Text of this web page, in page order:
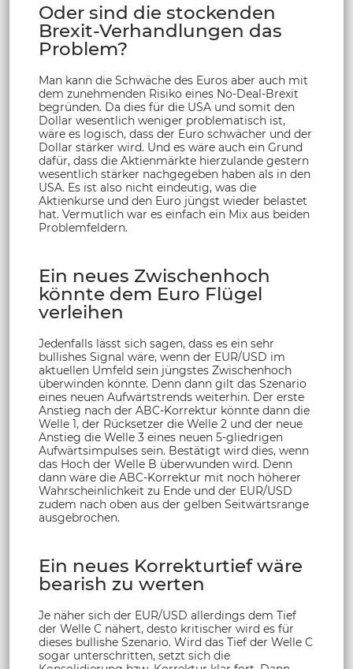
Oder sind die stockenden
Brexit-Verhandlungen das
Problem?
Man kann die Schwäche des Euros aber auch mit
dem zunehmenden Risiko eines No-Deal-Brexit
begründen. Da dies für die USA und somit den
Dollar wesentlich weniger problematisch ist,
wäre es logisch, dass der Euro schwächer und der
Dollar stärker wird. Und es wäre auch ein Grund
dafür, dass die Aktienmärkte hierzulande gestern
wesentlich stärker nachgegeben haben als in den
USA. Es ist also nicht eindeutig, was die
Aktienkurse und den Euro jüngst wieder belastet
hat. Vermutlich war es einfach ein Mix aus beiden
Problemfeldern.
Ein neues Zwischenhoch
könnte dem Euro Flügel
verleihen
Jedenfalls lässt sich sagen, dass es ein sehr
bullishes Signal wäre, wenn der EUR/USD im
aktuellen Umfeld sein jüngstes Zwischenhoch
überwinden könnte. Denn dann gilt das Szenario
eines neuen Aufwärtstrends weiterhin. Der erste
Anstieg nach der ABC-Korrektur könnte dann die
Welle 1, der Rücksetzer die Welle 2 und der neue
Anstieg die Welle 3 eines neuen 5-gliedrigen
Aufwärtsimpulses sein. Bestätigt wird dies, wenn
das Hoch der Welle B überwunden wird. Denn
dann wäre die ABC-Korrektur mit noch höherer
Wahrscheinlichkeit zu Ende und der EUR/USD
zudem nach oben aus der gelben Seitwärtsrange
ausgebrochen.
Ein neues Korrekturtief wäre
bearish zu werten
Je näher sich der EUR/USD allerdings dem Tief
der Welle C nähert, desto kritischer wird es für
dieses bullishe Szenario. Wird das Tief der Welle C
sogar unterschritten, setzt sich die